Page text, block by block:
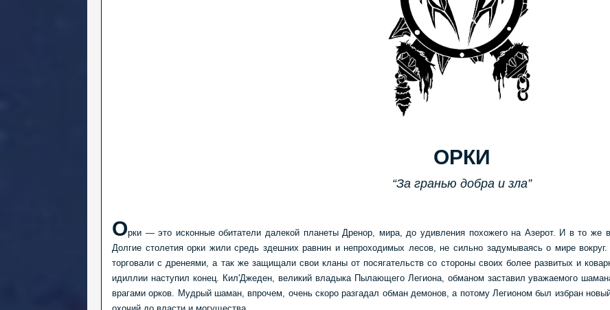
ОРКИ
“За гранью добра и зла”
Орки — это исконные обитатели далекой планеты Дренор, мира, до удивления похожего на Азерот. И в то же
Долгие столетия орки жили средь здешних равнин и непроходимых лесов, не сильно задумываясь о мире
торговали с дренеями, а так же защищали свои кланы от посягательств со стороны своих более развитых и
идиллии наступил конец. Кил'Джеден, великий владыка Пылающего Легиона, обманом заставил уважаемого
врагами орков. Мудрый шаман, впрочем, очень скоро разгадал обман демонов, а потому Легионом был избран